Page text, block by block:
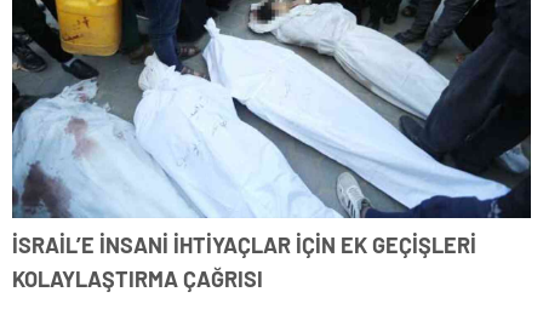
İSRAİL’E İNSANİ İHTİYAÇLAR İÇİN EK GEÇİŞLERİ
KOLAYLAŞTIRMA ÇAĞRISI